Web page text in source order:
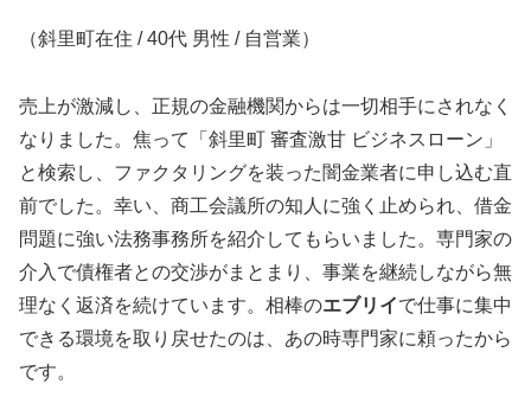
（斜里町在住 / 40代 男性 / 自営業）
売上が激減し、正規の金融機関からは一切相手にされなく
なりました。焦って「斜里町 審査激甘 ビジネスローン」
と検索し、ファクタリングを装った闇金業者に申し込む直
前でした。幸い、商工会議所の知人に強く止められ、借金
問題に強い法務事務所を紹介してもらいました。専門家の
介入で債権者との交渉がまとまり、事業を継続しながら無
理なく返済を続けています。相棒のエブリイで仕事に集中
できる環境を取り戻せたのは、あの時専門家に頼ったから
です。